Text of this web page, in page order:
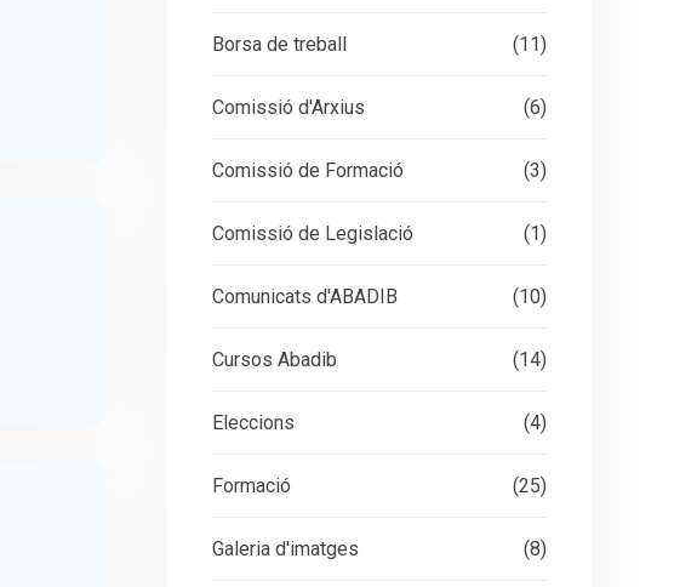
Borsa de treball (11)
Comissió d'Arxius (6)
Comissió de Formació (3)
Comissió de Legislació (1)
Comunicats d'ABADIB (10)
Cursos Abadib (14)
Eleccions (4)
Formació (25)
Galeria d'imatges (8)